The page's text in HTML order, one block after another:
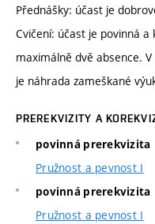
Přednášky: účast je
Cvičení: účast je povinná
maximálně dvě absence.
je náhrada zameškané
PREREKVIZITY A
povinná prerekvizita
Pružnost a pevnost I
povinná prerekvizita
Pružnost a pevnost I